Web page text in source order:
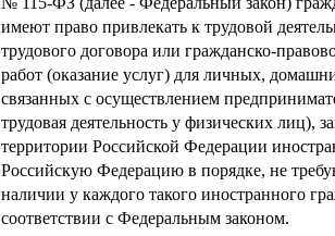
имеют право привлекать к трудовой
трудового договора или гражданско-
работ (оказание услуг) для личных,
связанных с осуществлением
трудовая деятельность у физических лиц),
территории Российской Федерации
Российскую Федерацию в порядке, не
наличии у каждого такого иностранного
соответствии с Федеральным законом.